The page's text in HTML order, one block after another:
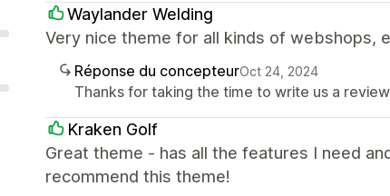
Waylander Welding
Very nice theme for all kinds of webshops,
Réponse du concepteurOct 24, 2024
Thanks for taking the time to write us a
Kraken Golf
Great theme - has all the features I need
recommend this theme!